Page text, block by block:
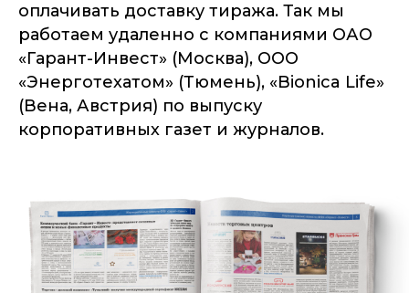
оплачивать доставку тиража. Так мы
работаем удаленно с компаниями ОАО
«Гарант-Инвест» (Москва), ООО
«Энерготехатом» (Тюмень), «Bionica Life»
(Вена, Австрия) по выпуску
корпоративных газет и журналов.